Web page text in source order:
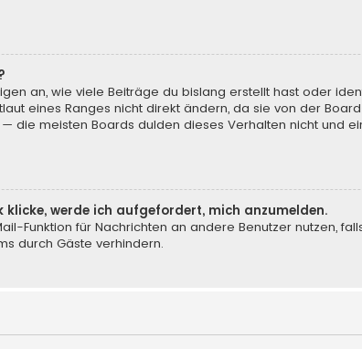
an, wie viele Beiträge du bislang erstellt hast oder
eines Ranges nicht direkt ändern, da sie von der
die meisten Boards dulden dieses Verhalten nicht und
klicke, werde ich aufgefordert, mich anzumelden.
Funktion für Nachrichten an andere Benutzer nutzen,
durch Gäste verhindern.